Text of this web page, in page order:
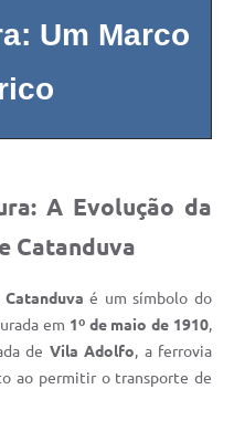
Um Marco
A Evolução da
Catanduva
é um símbolo do
em 1º de maio de 1910,
de Vila Adolfo, a ferrovia
ao permitir o transporte de